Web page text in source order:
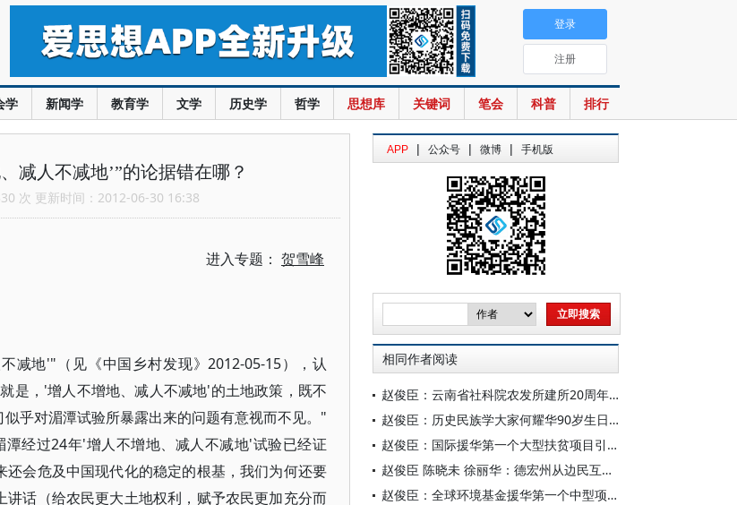
学 新闻学 教育学 文学 历史学 哲学 思想库 关键词 笔会 科普 排行
登录
注册
减人不减地’”的论据错在哪？
次 更新时间：2012-06-30 16:38
进入专题： 贺雪峰
减地'"（见《中国乡村发现》2012-05-15），认
是，'增人不增地、减人不减地'的土地政策，既不
乎对湄潭试验所暴露出来的问题有意视而不见。"
经过24年'增人不增地、减人不减地'试验已经证
会危及中国现代化的稳定的根基，我们为何还要
话（给农民更大土地权利，赋予农民更加充分而
APP | 公众号 | 微博 | 手机版
相同作者阅读
赵俊臣：云南省社科院农发所建所20周年贺词
赵俊臣：历史民族学大家何耀华90岁生日祝寿词
赵俊臣：国际援华第一个大型扶贫项目引进并本土化的10个农村发展学理论观点——中国农村发展学的云南样本研究的案例之十九
赵俊臣 陈晓未 徐丽华：德宏州从边民互市到境外合作开发带动边民增收——中国农村发展学云南样本案例之十八
赵俊臣：全球环境基金援华第一个中型项目的三个创新试验——中国农村发展学云南样本案例研究之十七